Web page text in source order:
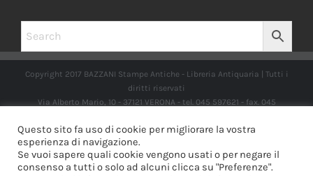
Copyright 2017 BAZZANI Stampe Antiche - Libreria Antiquaria | Tutti i
diritti riservati
Via Alberto Mario, 10 - 37121 VERONA - tel. 045 597621 - fax. 045
IT03989970235
Questo sito fa uso di cookie per migliorare la vostra
esperienza di navigazione.
Se vuoi sapere quali cookie vengono usati o per negare il
consenso a tutti o solo ad alcuni clicca su "Preferenze".